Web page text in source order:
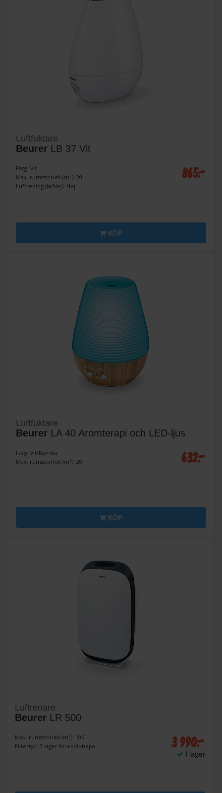
Luftfuktare
Beurer LB 37 Vit
Färg: Vit
Max. rumsstorlek (m²): 20
Luftrening (Ja/Nej): Nej
865:-
KÖP
Luftfuktare
Beurer LA 40 Aromterapi och LED-ljus
Färg: Vit/Bambu
Max. rumsstorlek (m²): 20
632:-
KÖP
Luftrenare
Beurer LR 500
Max. rumsstorlek (m²): 106
Filtertyp: 3 lager för+kol+hepa
3 990:-
I lager